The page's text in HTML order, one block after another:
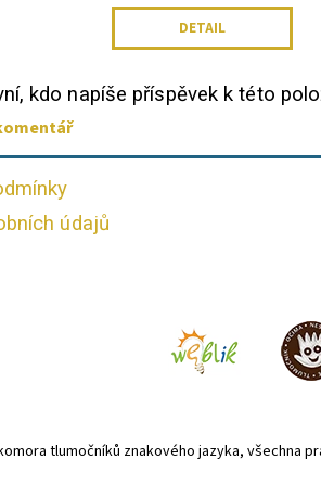
DETAIL
kdo napíše příspěvek k této
údajů
tlumočníků znakového jazyka, všechna